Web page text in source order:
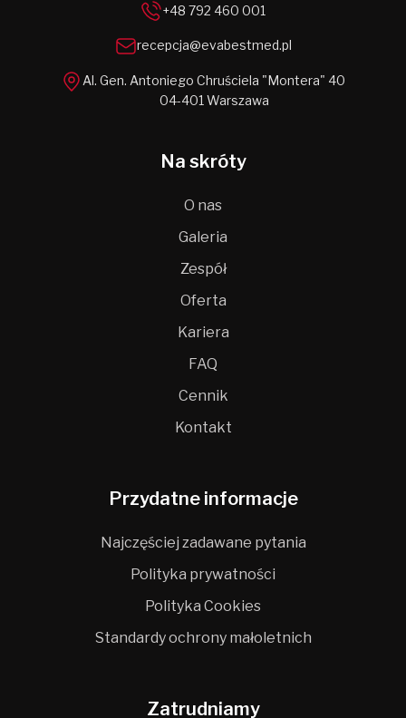
+48 792 460 001
recepcja@evabestmed.pl
Al. Gen. Antoniego Chruściela "Montera" 40
04-401 Warszawa
Na skróty
O nas
Galeria
Zespół
Oferta
Kariera
FAQ
Cennik
Kontakt
Przydatne informacje
Najczęściej zadawane pytania
Polityka prywatności
Polityka Cookies
Standardy ochrony małoletnich
Zatrudniamy